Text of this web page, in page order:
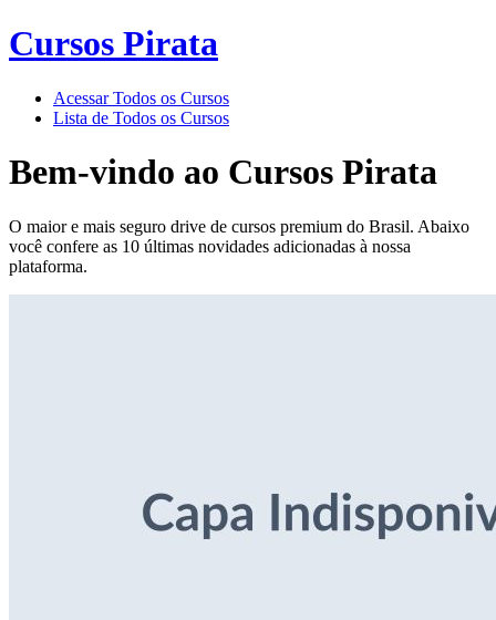
Cursos Pirata
Acessar Todos os Cursos
Lista de Todos os Cursos
Bem-vindo ao Cursos Pirata
O maior e mais seguro drive de cursos premium do Brasil. Abaixo
você confere as 10 últimas novidades adicionadas à nossa
plataforma.